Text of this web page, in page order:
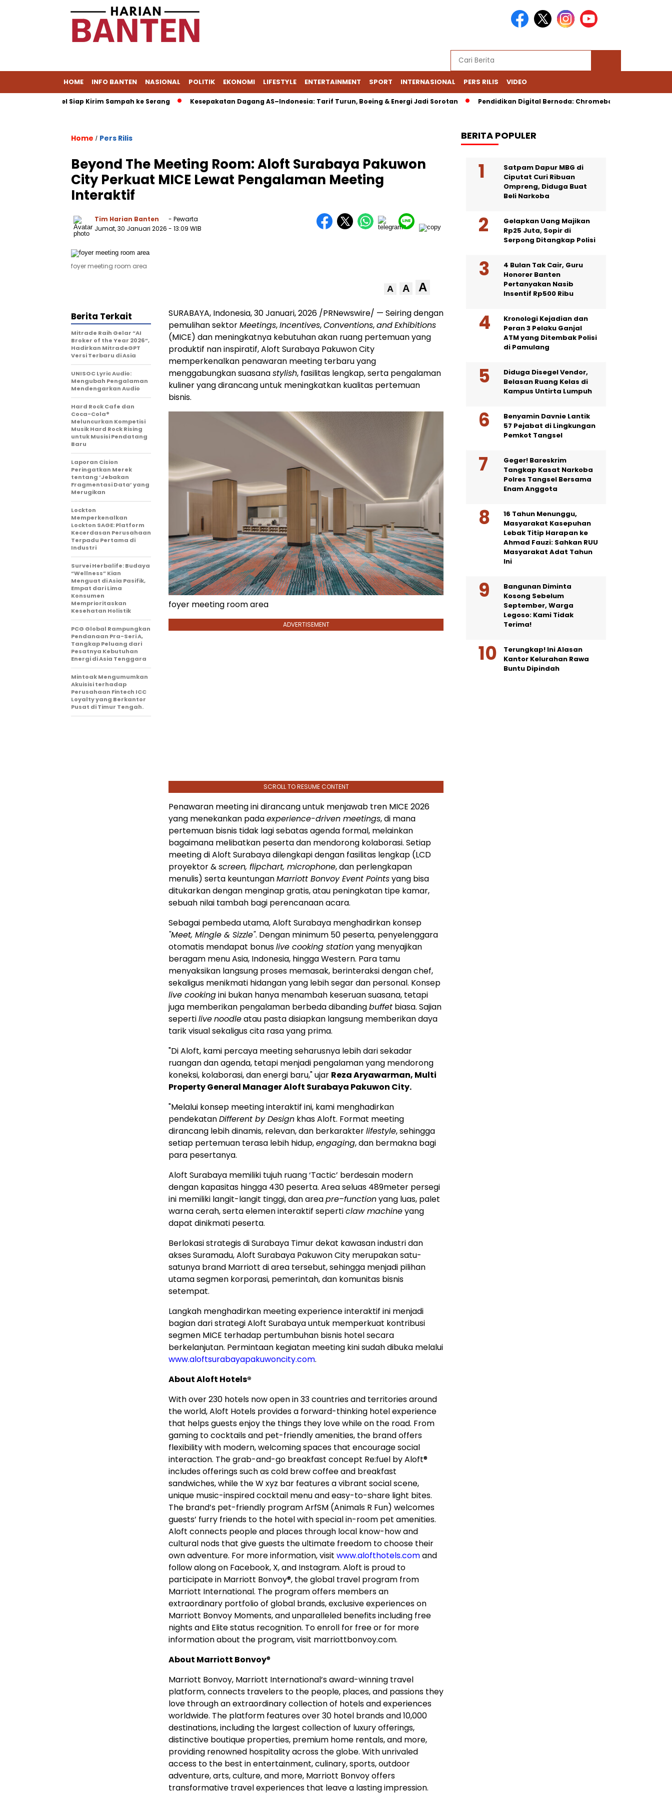
HOME INFO BANTEN NASIONAL POLITIK EKONOMI LIFESTYLE ENTERTAINMENT SPORT INTERNASIONAL PERS RILIS VIDEO
Tangsel Siap Kirim Sampah ke Serang Kesepakatan Dagang AS–Indonesia: Tarif Turun, Boeing & Energi Jadi Sorotan Pendidikan Digital Bernoda: Chromebook Nadiem
Home / Pers Rilis
Beyond The Meeting Room: Aloft Surabaya Pakuwon
City Perkuat MICE Lewat Pengalaman Meeting
Interaktif
Tim Harian Banten
- Pewarta
Jumat, 30 Januari 2026 - 13:09 WIB
foyer meeting room area
A A A
SURABAYA, Indonesia,30 Januari, 2026 /PRNewswire/ — Seiring dengan
pemulihan sektorMeetings,Incentives,Conventions,andExhibitions
(MICE) dan meningkatnya kebutuhan akan ruang pertemuan yang
produktif nan inspiratif, Aloft Surabaya Pakuwon City
memperkenalkan penawaran meeting terbaru yang
menggabungkan suasanastylish, fasilitas lengkap, serta pengalaman
kuliner yang dirancang untuk meningkatkan kualitas pertemuan
bisnis.
foyer meeting room area
ADVERTISEMENT
SCROLL TO RESUME CONTENT
Penawaran meeting ini dirancang untuk menjawab tren MICE 2026
yang menekankan padaexperience-driven meetings, di mana
pertemuan bisnis tidak lagi sebatas agenda formal, melainkan
bagaimana melibatkan peserta dan mendorong kolaborasi. Setiap
meeting di Aloft Surabaya dilengkapi dengan fasilitas lengkap (LCD
proyektor &screen, flipchart, microphone, dan perlengkapan
menulis) serta keuntunganMarriott Bonvoy Event Pointsyang bisa
ditukarkan dengan menginap gratis, atau peningkatan tipe kamar,
sebuah nilai tambah bagi perencanaan acara.
Sebagai pembeda utama, Aloft Surabaya menghadirkan konsep
"Meet, Mingle & Sizzle". Dengan minimum 50 peserta, penyelenggara
otomatis mendapat bonuslive cooking stationyang menyajikan
beragam menu Asia, Indonesia, hingga Western. Para tamu
menyaksikan langsung proses memasak, berinteraksi dengan chef,
sekaligus menikmati hidangan yang lebih segar dan personal. Konsep
live cookingini bukan hanya menambah keseruan suasana, tetapi
juga memberikan pengalaman berbeda dibandingbuffet biasa. Sajian
sepertilivenoodleatau pasta disiapkan langsung memberikan daya
tarik visual sekaligus cita rasa yang prima.
"Di Aloft, kami percaya meeting seharusnya lebih dari sekadar
ruangan dan agenda, tetapi menjadi pengalaman yang mendorong
koneksi, kolaborasi, dan energi baru," ujar Reza Aryawarman, Multi
Property General Manager Aloft Surabaya Pakuwon City.
"Melalui konsep meeting interaktif ini, kami menghadirkan
pendekatanDifferent by Design khas Aloft. Format meeting
dirancang lebih dinamis, relevan, dan berkarakterlifestyle, sehingga
setiap pertemuan terasa lebih hidup,engaging, dan bermakna bagi
para pesertanya.
Aloft Surabaya memiliki tujuh ruang ‘Tactic’ berdesain modern
dengan kapasitas hingga 430 peserta. Area seluas 489meter persegi
ini memiliki langit-langit tinggi, dan areapre–functionyang luas, palet
warna cerah, serta elemen interaktif seperticlaw machineyang
dapat dinikmati peserta.
Berlokasi strategis di Surabaya Timur dekat kawasan industri dan
akses Suramadu, Aloft Surabaya Pakuwon City merupakan satu-
satunya brand Marriott di area tersebut, sehingga menjadi pilihan
utama segmen korporasi, pemerintah, dan komunitas bisnis
setempat.
Langkah menghadirkan meeting experience interaktif ini menjadi
bagian dari strategi Aloft Surabaya untuk memperkuat kontribusi
segmen MICE terhadap pertumbuhan bisnis hotel secara
berkelanjutan. Permintaan kegiatan meeting kini sudah dibuka melalui
www.aloftsurabayapakuwoncity.com.
About Aloft Hotels®
With over 230 hotels now open in 33 countries and territories around
the world, Aloft Hotels provides a forward-thinking hotel experience
that helps guests enjoy the things they love while on the road. From
gaming to cocktails and pet-friendly amenities, the brand offers
flexibility with modern, welcoming spaces that encourage social
interaction. The grab-and-go breakfast concept Re:fuel by Aloft®
includes offerings such as cold brew coffee and breakfast
sandwiches, while the W xyz bar features a vibrant social scene,
unique music-inspired cocktail menu and easy-to-share light bites.
The brand’s pet-friendly program ArfSM (Animals R Fun) welcomes
guests’ furry friends to the hotel with special in-room pet amenities.
Aloft connects people and places through local know-how and
cultural nods that give guests the ultimate freedom to choose their
own adventure. For more information, visit www.alofthotels.comand
follow along on Facebook, X, and Instagram. Aloft is proud to
participate in Marriott Bonvoy®, the global travel program from
Marriott International. The program offers members an
extraordinary portfolio of global brands, exclusive experiences on
Marriott Bonvoy Moments, and unparalleled benefits including free
nights and Elite status recognition. To enroll for free or for more
information about the program, visit marriottbonvoy.com.
About Marriott Bonvoy®
Marriott Bonvoy, Marriott International’s award-winning travel
platform, connects travelers to the people, places, and passions they
love through an extraordinary collection of hotels and experiences
worldwide. The platform features over 30 hotel brands and 10,000
destinations, including the largest collection of luxury offerings,
distinctive boutique properties, premium home rentals, and more,
providing renowned hospitality across the globe. With unrivaled
access to the best in entertainment, culinary, sports, outdoor
adventure, arts, culture, and more, Marriott Bonvoy offers
transformative travel experiences that leave a lasting impression.
Berita Terkait
Mitrade Raih Gelar “AI
Broker of the Year 2026”,
Hadirkan MitradeGPT
Versi Terbaru di Asia
UNISOC Lyric Audio:
Mengubah Pengalaman
Mendengarkan Audio
Hard Rock Cafe dan
Coca-Cola®
Meluncurkan Kompetisi
Musik Hard Rock Rising
untuk Musisi Pendatang
Baru
Laporan Cision
Peringatkan Merek
tentang ‘Jebakan
Fragmentasi Data’ yang
Merugikan
Lockton
Memperkenalkan
Lockton SAGE: Platform
Kecerdasan Perusahaan
Terpadu Pertama di
Industri
Survei Herbalife: Budaya
“Wellness” Kian
Menguat di Asia Pasifik,
Empat dari Lima
Konsumen
Memprioritaskan
Kesehatan Holistik
PCG Global Rampungkan
Pendanaan Pra-Seri A,
Tangkap Peluang dari
Pesatnya Kebutuhan
Energi di Asia Tenggara
Mintoak Mengumumkan
Akuisisi terhadap
Perusahaan Fintech ICC
Loyalty yang Berkantor
Pusat di Timur Tengah.
BERITA POPULER
Satpam Dapur MBG di
Ciputat Curi Ribuan
Ompreng, Diduga Buat
Beli Narkoba
Gelapkan Uang Majikan
Rp25 Juta, Sopir di
Serpong Ditangkap Polisi
4 Bulan Tak Cair, Guru
Honorer Banten
Pertanyakan Nasib
Insentif Rp500 Ribu
Kronologi Kejadian dan
Peran 3 Pelaku Ganjal
ATM yang Ditembak Polisi
di Pamulang
Diduga Disegel Vendor,
Belasan Ruang Kelas di
Kampus Untirta Lumpuh
Benyamin Davnie Lantik
57 Pejabat di Lingkungan
Pemkot Tangsel
Geger! Bareskrim
Tangkap Kasat Narkoba
Polres Tangsel Bersama
Enam Anggota
16 Tahun Menunggu,
Masyarakat Kasepuhan
Lebak Titip Harapan ke
Ahmad Fauzi: Sahkan RUU
Masyarakat Adat Tahun
Ini
Bangunan Diminta
Kosong Sebelum
September, Warga
Legoso: Kami Tidak
Terima!
Terungkap! Ini Alasan
Kantor Kelurahan Rawa
Buntu Dipindah